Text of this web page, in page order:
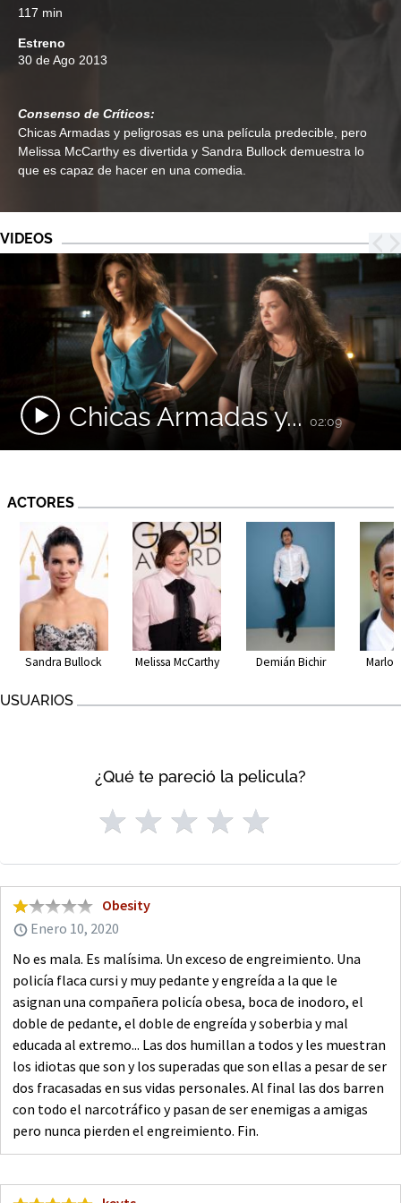
117 min
Estreno
30 de Ago 2013
Consenso de Críticos:
Chicas Armadas y peligrosas es una película predecible, pero
Melissa McCarthy es divertida y Sandra Bullock demuestra lo
que es capaz de hacer en una comedia.
VIDEOS
Chicas Armadas y... 02:09
ACTORES
Sandra Bullock Melissa McCarthy Demián Bichir
USUARIOS
¿Qué te pareció la pelicula?
Obesity
Enero 10, 2020
No es mala. Es malísima. Un exceso de engreimiento. Una
policía flaca cursi y muy pedante y engreída a la que le
asignan una compañera policía obesa, boca de inodoro, el
doble de pedante, el doble de engreída y soberbia y mal
educada al extremo... Las dos humillan a todos y les muestran
los idiotas que son y los superadas que son ellas a pesar de ser
dos fracasadas en sus vidas personales. Al final las dos barren
con todo el narcotráfico y pasan de ser enemigas a amigas
pero nunca pierden el engreimiento. Fin.